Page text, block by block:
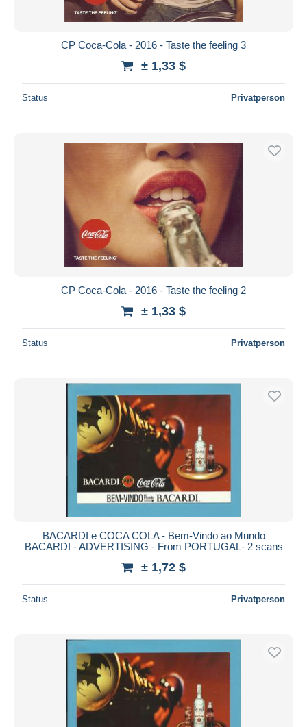
CP Coca-Cola - 2016 - Taste the feeling 3
± 1,33 $
Status Privatperson
CP Coca-Cola - 2016 - Taste the feeling 2
± 1,33 $
Status Privatperson
BACARDI e COCA COLA - Bem-Vindo ao Mundo
BACARDI - ADVERTISING - From PORTUGAL- 2 scans
± 1,72 $
Status Privatperson